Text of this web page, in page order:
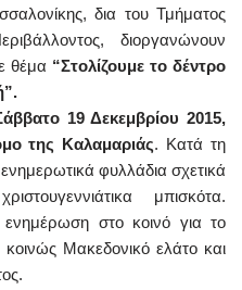
δια του Τμήματος
διοργανώνουν
θέμα “Στολίζουμε το δέντρο
19 Δεκεμβρίου 2015,
της Καλαμαριάς. Κατά τη
φυλλάδια σχετικά
μπισκότα.
στο κοινό για το
Μακεδονικό ελάτο και